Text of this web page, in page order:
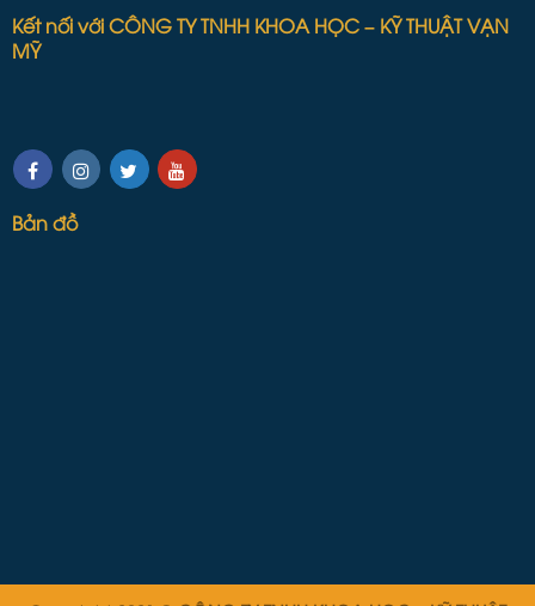
Kết nối với CÔNG TY TNHH KHOA HỌC – KỸ THUẬT VẠN
MỸ
Bản đồ